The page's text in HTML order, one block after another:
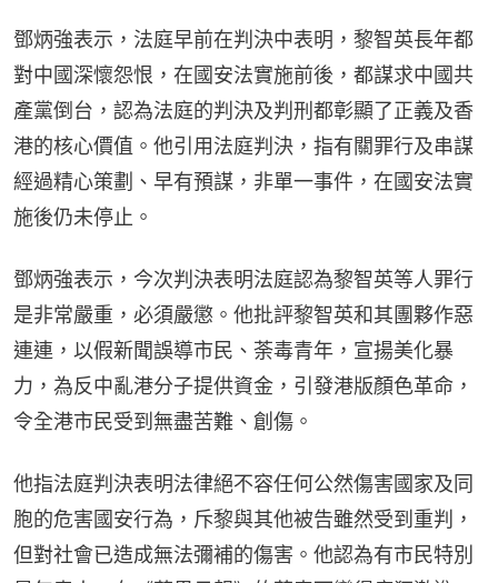
鄧炳強表示，法庭早前在判決中表明，黎智英長年都
對中國深懷怨恨，在國安法實施前後，都謀求中國共
產黨倒台，認為法庭的判決及判刑都彰顯了正義及香
港的核心價值。他引用法庭判決，指有關罪行及串謀
經過精心策劃、早有預謀，非單一事件，在國安法實
施後仍未停止。
鄧炳強表示，今次判決表明法庭認為黎智英等人罪行
是非常嚴重，必須嚴懲。他批評黎智英和其團夥作惡
連連，以假新聞誤導市民、荼毒青年，宣揚美化暴
力，為反中亂港分子提供資金，引發港版顏色革命，
令全港市民受到無盡苦難、創傷。
他指法庭判決表明法律絕不容任何公然傷害國家及同
胞的危害國安行為，斥黎與其他被告雖然受到重判，
但對社會已造成無法彌補的傷害。他認為有市民特別